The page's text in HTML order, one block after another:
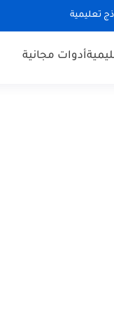
تعليمية
أدوات مجانية